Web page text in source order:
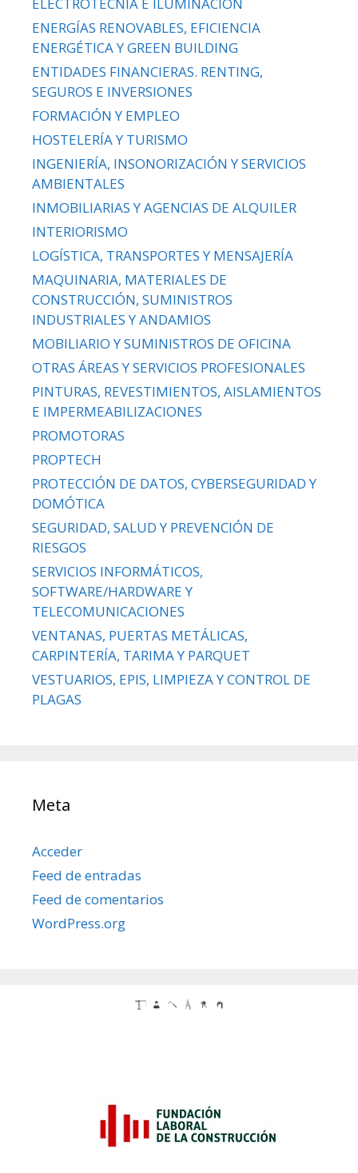
ELECTROTECNIA E ILUMINACIÓN
ENERGÍAS RENOVABLES, EFICIENCIA
ENERGÉTICA Y GREEN BUILDING
ENTIDADES FINANCIERAS. RENTING,
SEGUROS E INVERSIONES
FORMACIÓN Y EMPLEO
HOSTELERÍA Y TURISMO
INGENIERÍA, INSONORIZACIÓN Y SERVICIOS
AMBIENTALES
INMOBILIARIAS Y AGENCIAS DE ALQUILER
INTERIORISMO
LOGÍSTICA, TRANSPORTES Y MENSAJERÍA
MAQUINARIA, MATERIALES DE
CONSTRUCCIÓN, SUMINISTROS
INDUSTRIALES Y ANDAMIOS
MOBILIARIO Y SUMINISTROS DE OFICINA
OTRAS ÁREAS Y SERVICIOS PROFESIONALES
PINTURAS, REVESTIMIENTOS, AISLAMIENTOS
E IMPERMEABILIZACIONES
PROMOTORAS
PROPTECH
PROTECCIÓN DE DATOS, CYBERSEGURIDAD Y
DOMÓTICA
SEGURIDAD, SALUD Y PREVENCIÓN DE
RIESGOS
SERVICIOS INFORMÁTICOS,
SOFTWARE/HARDWARE Y
TELECOMUNICACIONES
VENTANAS, PUERTAS METÁLICAS,
CARPINTERÍA, TARIMA Y PARQUET
VESTUARIOS, EPIS, LIMPIEZA Y CONTROL DE
PLAGAS
Meta
Acceder
Feed de entradas
Feed de comentarios
WordPress.org